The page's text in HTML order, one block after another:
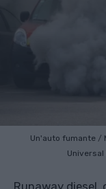
Un'auto fumante /
Universal
Runaway diesel,